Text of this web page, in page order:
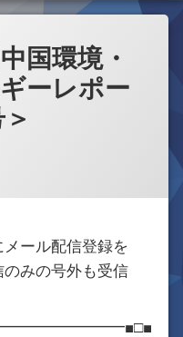
国環境・
ーレポー
ール配信登録を
みの号外も受信